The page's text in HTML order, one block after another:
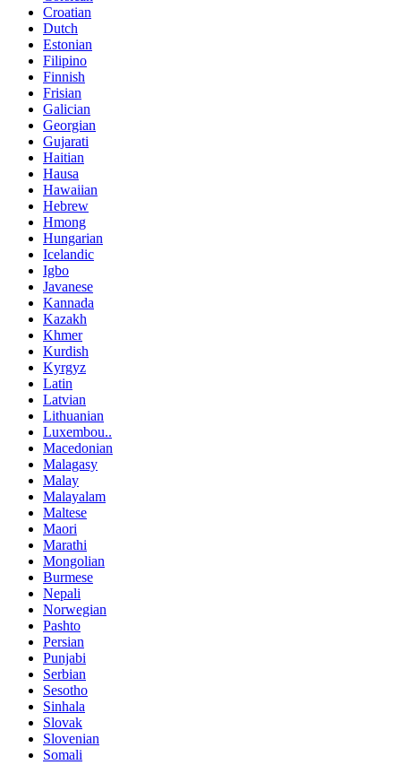
Croatian
Dutch
Estonian
Filipino
Finnish
Frisian
Galician
Georgian
Gujarati
Haitian
Hausa
Hawaiian
Hebrew
Hmong
Hungarian
Icelandic
Igbo
Javanese
Kannada
Kazakh
Khmer
Kurdish
Kyrgyz
Latin
Latvian
Lithuanian
Luxembou..
Macedonian
Malagasy
Malay
Malayalam
Maltese
Maori
Marathi
Mongolian
Burmese
Nepali
Norwegian
Pashto
Persian
Punjabi
Serbian
Sesotho
Sinhala
Slovak
Slovenian
Somali